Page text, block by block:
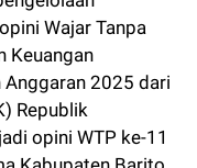
Wajar Tanpa
Keuangan
Anggaran 2025 dari
Republik
opini WTP ke-11